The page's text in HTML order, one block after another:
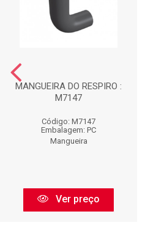
MANGUEIRA DO RESPIRO :
M7147
Código: M7147
Embalagem: PC
Mangueira
Ver preço